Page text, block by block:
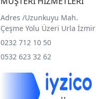
Adres /Uzunkuyu Mah.
Çeşme Yolu Üzeri Urla İzmir
0232 712 10 50
0532 623 32 62